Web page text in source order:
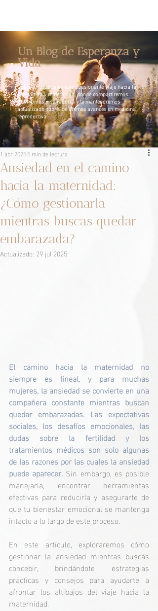
Un Blog de Esperanza y
Vida
Únete a nosotros en este apasionante viaje hacia la
paternidad y maternidad, donde compartiremos
testimonios inspiradores y te mantendremos
actualizado sobre los últimos avances en medicina
reproductiva.
Ansiedad en el camino
hacia la maternidad:
¿Cómo gestionarla
mientras buscas quedar
embarazada?
1 abr 20255 min de lectura
Actualizado: 29 jul 2025
El camino hacia la maternidad no
siempre es lineal, y para muchas
mujeres, la ansiedad se convierte en una
compañera constante mientras buscan
quedar embarazadas. Las expectativas
sociales, los desafíos emocionales, las
dudas sobre la fertilidad y los
tratamientos médicos son solo algunas
de las razones por las cuales la ansiedad
puede aparecer. Sin embargo, es posible
manejarla, encontrar herramientas
efectivas para reducirla y asegurarte de
que tu bienestar emocional se mantenga
intacto a lo largo de este proceso.
En este artículo, exploraremos cómo
gestionar la ansiedad mientras buscas
concebir, brindándote estrategias
prácticas y consejos para ayudarte a
afrontar los altibajos del viaje hacia la
maternidad.